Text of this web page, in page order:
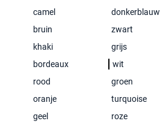
Gant
Genti
Giordano
Hugo Boss
John Miller
Laatste items
Ledub
camel
donkerblauw
bruin
zwart
khaki
grijs
bordeaux
wit
rood
groen
oranje
turquoise
geel
roze